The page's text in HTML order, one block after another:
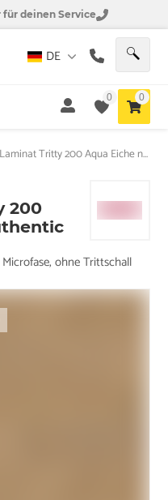
für deinen Service
DE
0 0
HARO Laminat Tritty 200 Aqua Eiche natur authentic Fischgräte
200
ohne Trittschall